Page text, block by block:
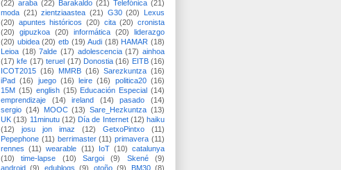
(22) araba (22) Barakaldo (21) Telefónica (21)
moda (21) zientziaastea (21) G30 (20)
Lexus
(20) apuntes históricos (20) cita (20) cronista
(20)
gipuzkoa (20) informática (20)
liderazgo
(20) ubidea (20) etb (19) Audi (18) HAMAR (18)
Leioa (18) 7alde (17) adolescencia (17) ainhoa
(17) kfe (17) teruel (17) Donostia (16) EITB (16)
ICOT2015 (16) MMRB (16) Sarezkuntza (16)
iPad (16) juego (16) leire (16) politica20 (16)
15M (15) english (15) Educación Especial (14)
emprendizaje
(14) ireland (14) pasado
(14)
sergio (14) MOOC (13) Sare_Hezkuntza (13)
UK (13) 11minutu (12) Día de Internet (12) haiku
(12)
josu jon imaz (12) GetxoPintxo
(11)
Pepephone (11) berrimaster (11) primavera (11)
rennes (11) wearable (11) IoT (10) catalunya
(10)
time-lapse (10) Sargoi (9) Skené
(9)
android (9) edublogs (9) otoño (9) BM30 (8)